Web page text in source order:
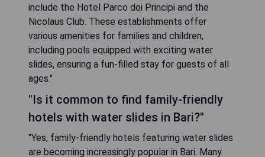
include the Hotel Parco dei Principi and the
Nicolaus Club. These establishments offer
various amenities for families and children,
including pools equipped with exciting water
slides, ensuring a fun-filled stay for guests of all
ages."
"Is it common to find family-friendly
hotels with water slides in Bari?"
"Yes, family-friendly hotels featuring water slides
are becoming increasingly popular in Bari. Many